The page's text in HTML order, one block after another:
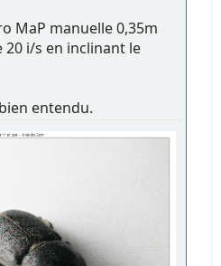
MaP manuelle 0,35m
20 i/s en inclinant le
entendu.